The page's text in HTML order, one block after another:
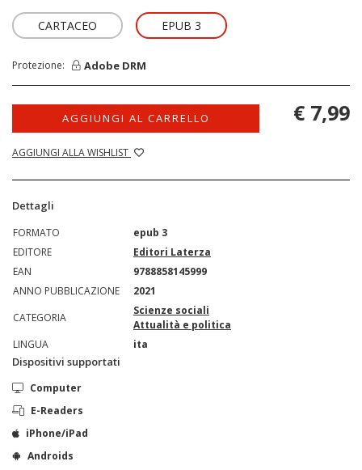
CARTACEO EPUB 3
Protezione: Adobe DRM
AGGIUNGI AL CARRELLO
AGGIUNGI ALLA WISHLIST
€ 7,99
Dettagli
FORMATO
epub 3
EDITORE
Editori Laterza
EAN
9788858145999
ANNO PUBBLICAZIONE
2021
CATEGORIA
Scienze sociali
Attualità e politica
LINGUA
ita
Dispositivi supportati
Computer
E-Readers
iPhone/iPad
Androids